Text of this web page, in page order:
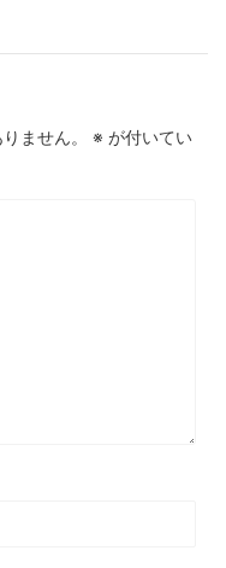
ません。 ※ が付いてい